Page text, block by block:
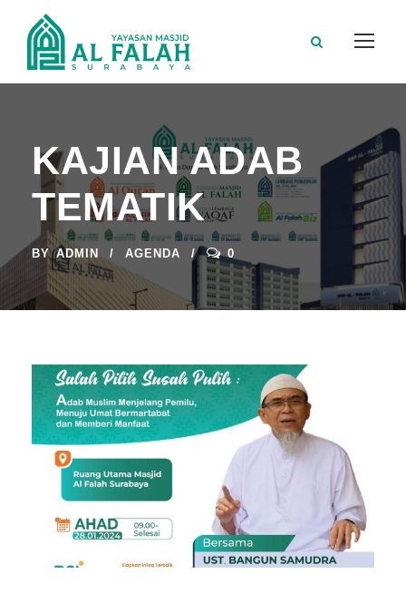
KAJIAN ADAB
TEMATIK
BY ADMIN AGENDA 0